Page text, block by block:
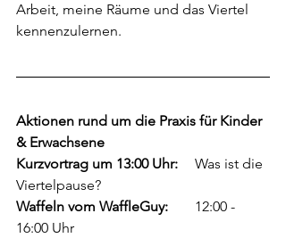
Arbeit, meine Räume und das Viertel
kennenzulernen.
Aktionen rund um die Praxis für Kinder
& Erwachsene
Kurzvortrag um 13:00 Uhr:
Viertelpause?
12:00 -
16:00 Uhr